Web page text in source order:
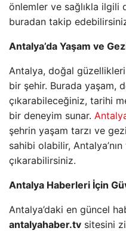
önlemler ve sağlıkla ilgili
buradan takip
Antalya’da Yaşam ve
Antalya, doğal
bir şehir. Burada yaşam,
çıkarabileceğiniz, tarihi
bir deneyim sunar.
şehrin yaşam tarzı ve
sahibi olabilir,
çıkarabilirsiniz.
Antalya Haberleri İçin
Antalya’daki en güncel
antalyahaber.tv sitesini